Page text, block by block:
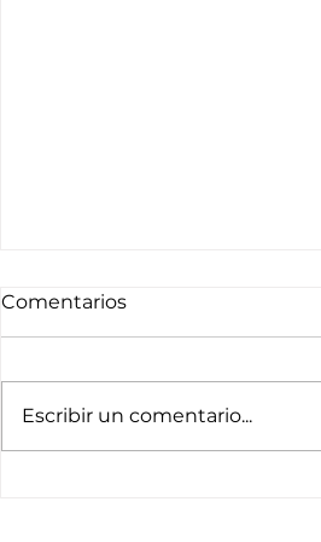
Comentarios
Escribir un comentario...